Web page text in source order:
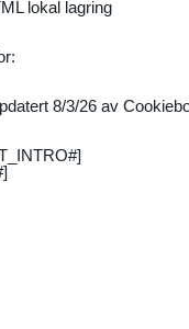
lokal lagring
8/3/26 av